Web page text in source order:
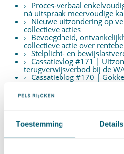
Toestemming Details
Proces-verbaal
ná uitspraak meervoudige
Nieuwe uitzondering op
collectieve acties
Bevoegdheid,
collectieve actie over
Stelplicht- en
Cassatievlog #171 |
terugverwijsverbod bij de
Cassatieblog #170 |
Cassatievlog #169 |
belastingzaken?
Kansspelovereenkomsten